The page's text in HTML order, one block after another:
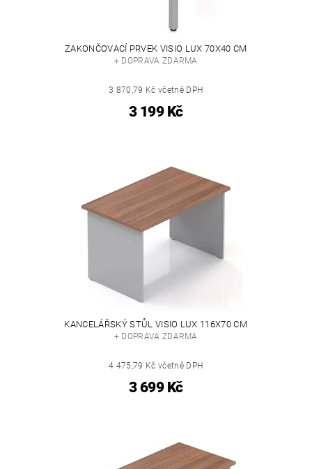
ZAKONČOVACÍ PRVEK VISIO LUX 70X40 CM
+ DOPRAVA ZDARMA
3 870,79 Kč včetně DPH
3 199 Kč
KANCELÁŘSKÝ STŮL VISIO LUX 116X70 CM
+ DOPRAVA ZDARMA
4 475,79 Kč včetně DPH
3 699 Kč